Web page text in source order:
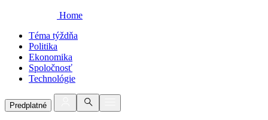
Home
Téma týždňa
Politika
Ekonomika
Spoločnosť
Technológie
Predplatné